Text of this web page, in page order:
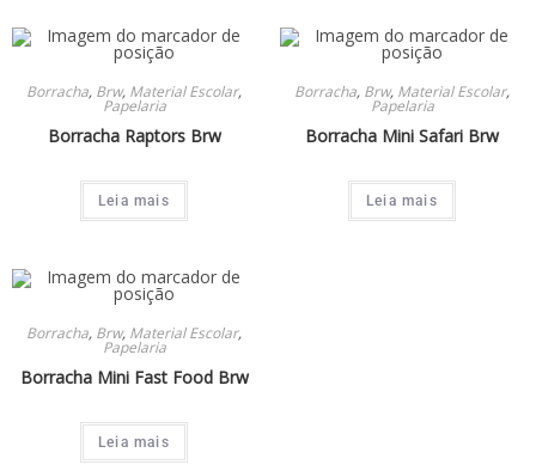
Borracha, Brw, Material Escolar,
Papelaria
Borracha Raptors Brw
Leia mais
Borracha, Brw, Material Escolar,
Papelaria
Borracha Mini Safari Brw
Leia mais
Borracha, Brw, Material Escolar,
Papelaria
Borracha Mini Fast Food Brw
Leia mais